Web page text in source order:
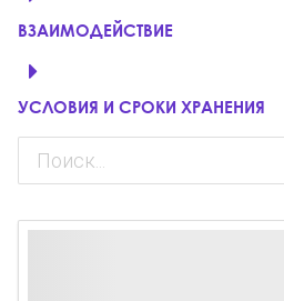
ВЗАИМОДЕЙСТВИЕ
УСЛОВИЯ И СРОКИ ХРАНЕНИЯ